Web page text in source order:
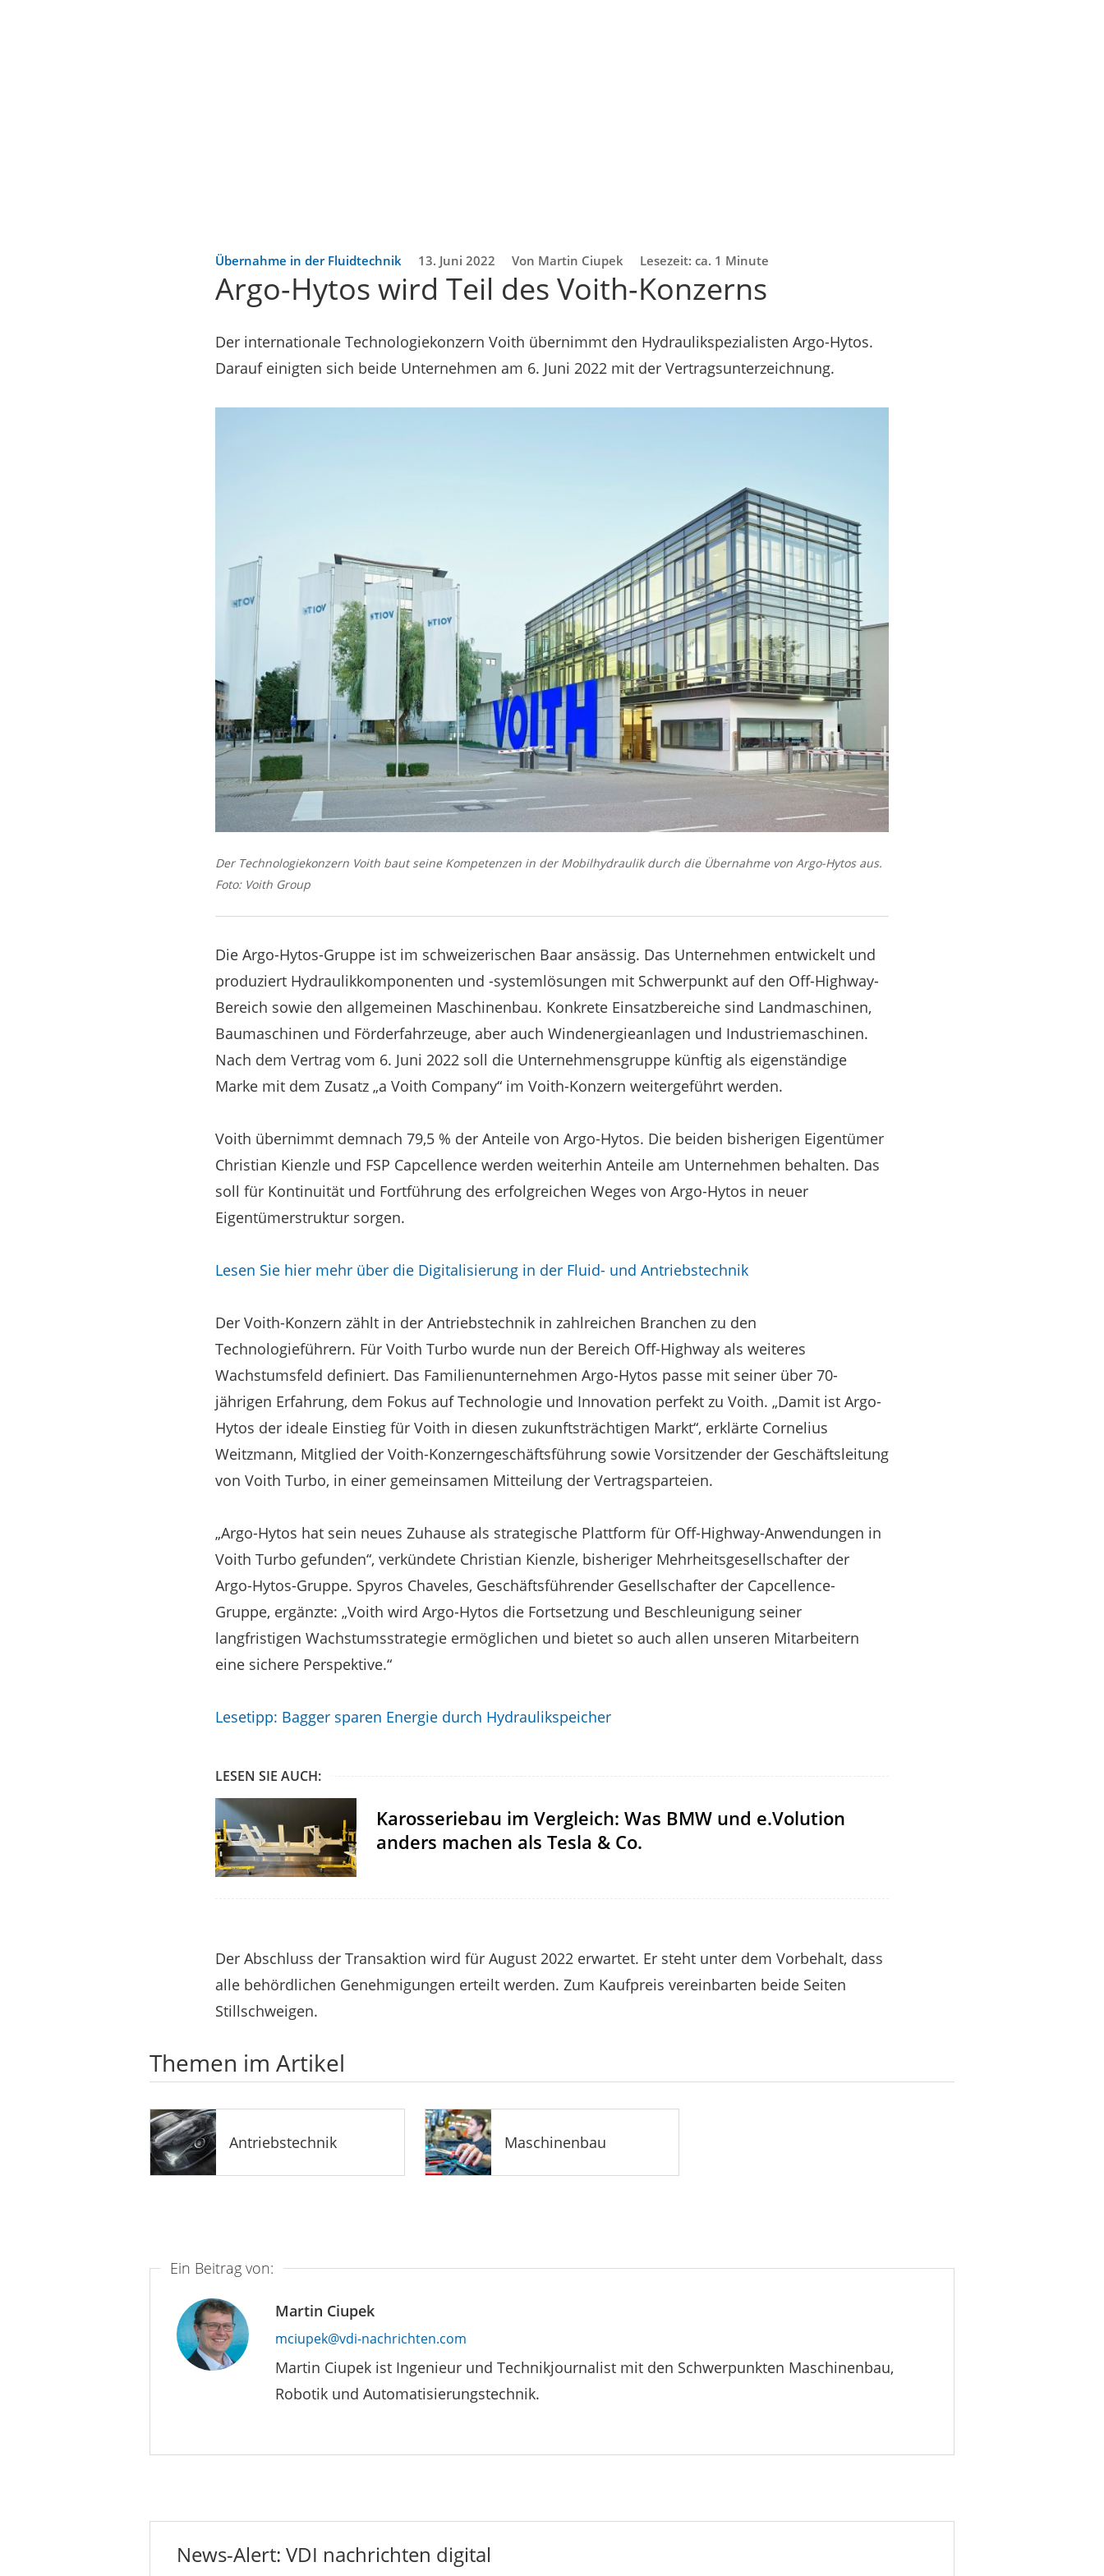
Übernahme in der Fluidtechnik 13. Juni 2022 Von Martin Ciupek Lesezeit: ca. 1 Minute
Argo-Hytos wird Teil des Voith-Konzerns
Der internationale Technologiekonzern Voith übernimmt den Hydraulikspezialisten Argo-Hytos.
Darauf einigten sich beide Unternehmen am 6. Juni 2022 mit der Vertragsunterzeichnung.
Der Technologiekonzern Voith baut seine Kompetenzen in der Mobilhydraulik durch die Übernahme von Argo-Hytos aus.
Foto: Voith Group
Die Argo-Hytos-Gruppe ist im schweizerischen Baar ansässig. Das Unternehmen entwickelt und
produziert Hydraulikkomponenten und -systemlösungen mit Schwerpunkt auf den Off-Highway-
Bereich sowie den allgemeinen Maschinenbau. Konkrete Einsatzbereiche sind Landmaschinen,
Baumaschinen und Förderfahrzeuge, aber auch Windenergieanlagen und Industriemaschinen.
Nach dem Vertrag vom 6. Juni 2022 soll die Unternehmensgruppe künftig als eigenständige
Marke mit dem Zusatz „a Voith Company“ im Voith-Konzern weitergeführt werden.
Voith übernimmt demnach 79,5 % der Anteile von Argo-Hytos. Die beiden bisherigen Eigentümer
Christian Kienzle und FSP Capcellence werden weiterhin Anteile am Unternehmen behalten. Das
soll für Kontinuität und Fortführung des erfolgreichen Weges von Argo-Hytos in neuer
Eigentümerstruktur sorgen.
Lesen Sie hier mehr über die Digitalisierung in der Fluid- und Antriebstechnik
Der Voith-Konzern zählt in der Antriebstechnik in zahlreichen Branchen zu den
Technologieführern. Für Voith Turbo wurde nun der Bereich Off-Highway als weiteres
Wachstumsfeld definiert. Das Familienunternehmen Argo-Hytos passe mit seiner über 70-
jährigen Erfahrung, dem Fokus auf Technologie und Innovation perfekt zu Voith. „Damit ist Argo-
Hytos der ideale Einstieg für Voith in diesen zukunftsträchtigen Markt“, erklärte Cornelius
Weitzmann, Mitglied der Voith-Konzerngeschäftsführung sowie Vorsitzender der Geschäftsleitung
von Voith Turbo, in einer gemeinsamen Mitteilung der Vertragsparteien.
„Argo-Hytos hat sein neues Zuhause als strategische Plattform für Off-Highway-Anwendungen in
Voith Turbo gefunden“, verkündete Christian Kienzle, bisheriger Mehrheitsgesellschafter der
Argo-Hytos-Gruppe. Spyros Chaveles, Geschäftsführender Gesellschafter der Capcellence-
Gruppe, ergänzte: „Voith wird Argo-Hytos die Fortsetzung und Beschleunigung seiner
langfristigen Wachstumsstrategie ermöglichen und bietet so auch allen unseren Mitarbeitern
eine sichere Perspektive.“
Lesetipp: Bagger sparen Energie durch Hydraulikspeicher
LESEN SIE AUCH:
Karosseriebau im Vergleich: Was BMW und e.Volution
anders machen als Tesla & Co.
Der Abschluss der Transaktion wird für August 2022 erwartet. Er steht unter dem Vorbehalt, dass
alle behördlichen Genehmigungen erteilt werden. Zum Kaufpreis vereinbarten beide Seiten
Stillschweigen.
Themen im Artikel
Antriebstechnik Maschinenbau
Ein Beitrag von:
Martin Ciupek
mciupek@vdi-nachrichten.com
Martin Ciupek ist Ingenieur und Technikjournalist mit den Schwerpunkten Maschinenbau,
Robotik und Automatisierungstechnik.
News-Alert: VDI nachrichten digital